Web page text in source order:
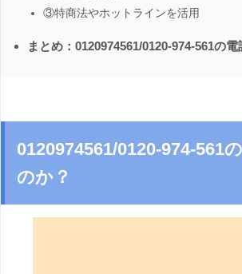
③特商法やホットラインを活用
まとめ：0120974561/0120-974-561の
0120974561/0120-974-561
のか？